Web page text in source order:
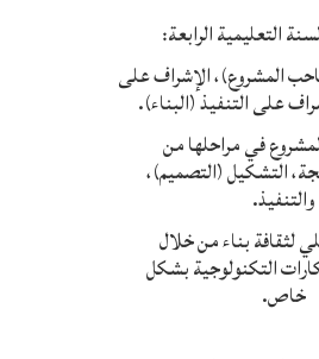
التعليمية الرابعة:
المشروع)، الإشراف على
على التنفيذ (البناء).
في مراحلها من
التشكيل (التصميم)،
والتنفيذ.
لثقافة بناء من خلال
التكنولوجية بشكل
خاص.